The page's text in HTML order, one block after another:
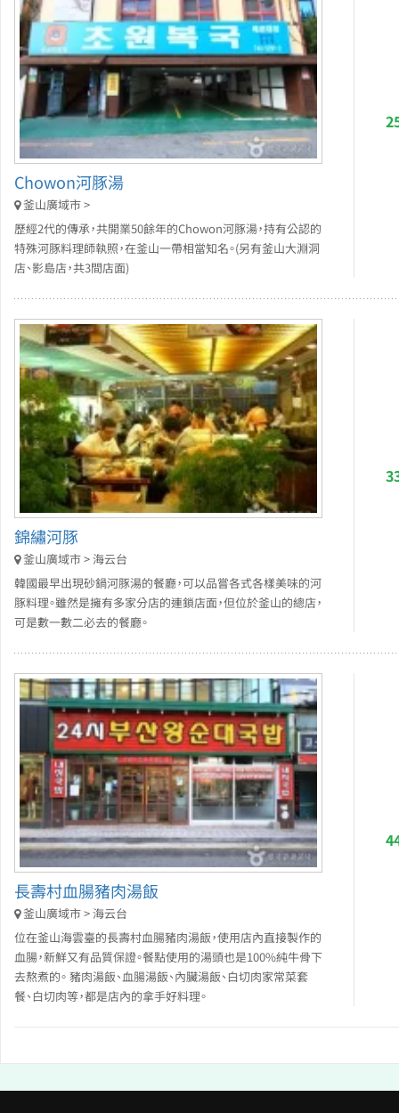
Chowon河豚湯
釜山廣域市 >
歷經2代的傳承，共開業50餘年的Chowon河豚湯，持有公認的
特殊河豚料理師執照，在釜山一帶相當知名。(另有釜山大淵洞
店、影島店，共3間店面)
錦繡河豚
釜山廣域市 > 海云台
韓國最早出現砂鍋河豚湯的餐廳，可以品嘗各式各樣美味的河
豚料理。雖然是擁有多家分店的連鎖店面，但位於釜山的總店，
可是數一數二必去的餐廳。
長壽村血腸豬肉湯飯
釜山廣域市 > 海云台
位在釜山海雲臺的長壽村血腸豬肉湯飯，使用店內直接製作的
血腸，新鮮又有品質保證。餐點使用的湯頭也是100%純牛骨下
去熬煮的。 豬肉湯飯、血腸湯飯、內臟湯飯、白切肉家常菜套
餐、白切肉等，都是店內的拿手好料理。